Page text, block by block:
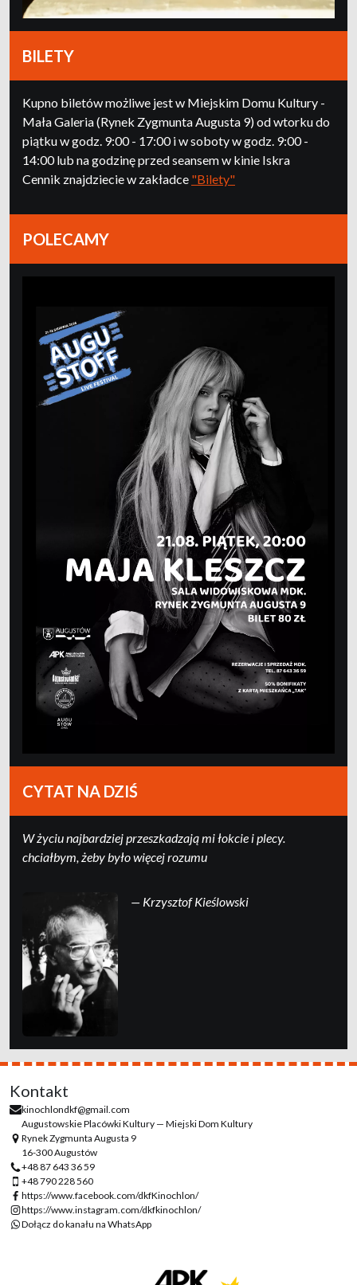
BILETY
Kupno biletów możliwe jest w Miejskim Domu Kultury -
Mała Galeria (Rynek Zygmunta Augusta 9) od wtorku do
piątku w godz. 9:00 - 17:00 i w soboty w godz. 9:00 -
14:00 lub na godzinę przed seansem w kinie Iskra
Cennik znajdziecie w zakładce "Bilety"
POLECAMY
CYTAT NA DZIŚ
W życiu najbardziej przeszkadzają mi łokcie i plecy.
chciałbym, żeby było więcej rozumu
— Krzysztof Kieślowski
Kontakt
kinochlondkf@gmail.com
Augustowskie Placówki Kultury — Miejski Dom Kultury
Rynek Zygmunta Augusta 9
16-300 Augustów
+48 87 643 36 59
+48 790 228 560
https://www.facebook.com/dkfKinochlon/
https://www.instagram.com/dkfkinochlon/
Dołącz do kanału na WhatsApp